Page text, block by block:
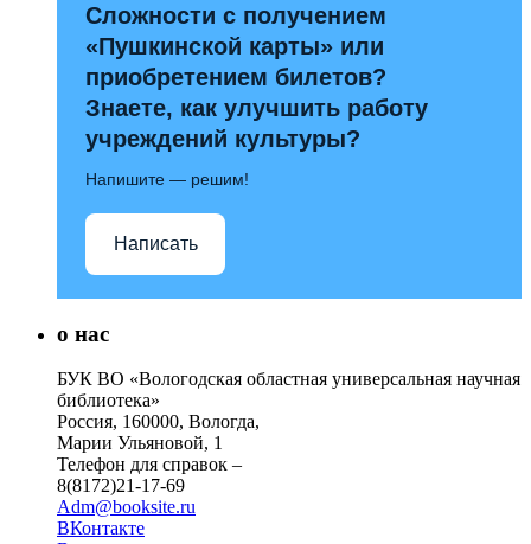
Сложности с получением
«Пушкинской карты» или
приобретением билетов?
Знаете, как улучшить работу
учреждений культуры?
Напишите — решим!
Написать
о нас
БУК ВО «Вологодская областная универсальная научная
библиотека»
Россия, 160000, Вологда,
Марии Ульяновой, 1
Телефон для справок –
8(8172)21-17-69
Adm@booksite.ru
ВКонтакте